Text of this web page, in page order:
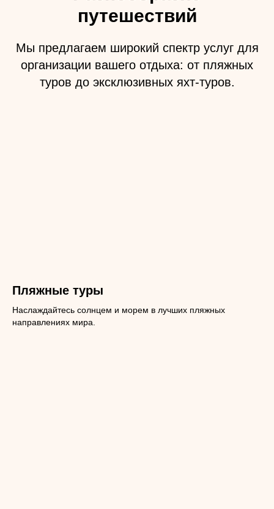
путешествий
Мы предлагаем широкий спектр услуг для
организации вашего отдыха: от пляжных
туров до эксклюзивных яхт-туров.
Пляжные туры
Наслаждайтесь солнцем и морем в лучших пляжных
направлениях мира.